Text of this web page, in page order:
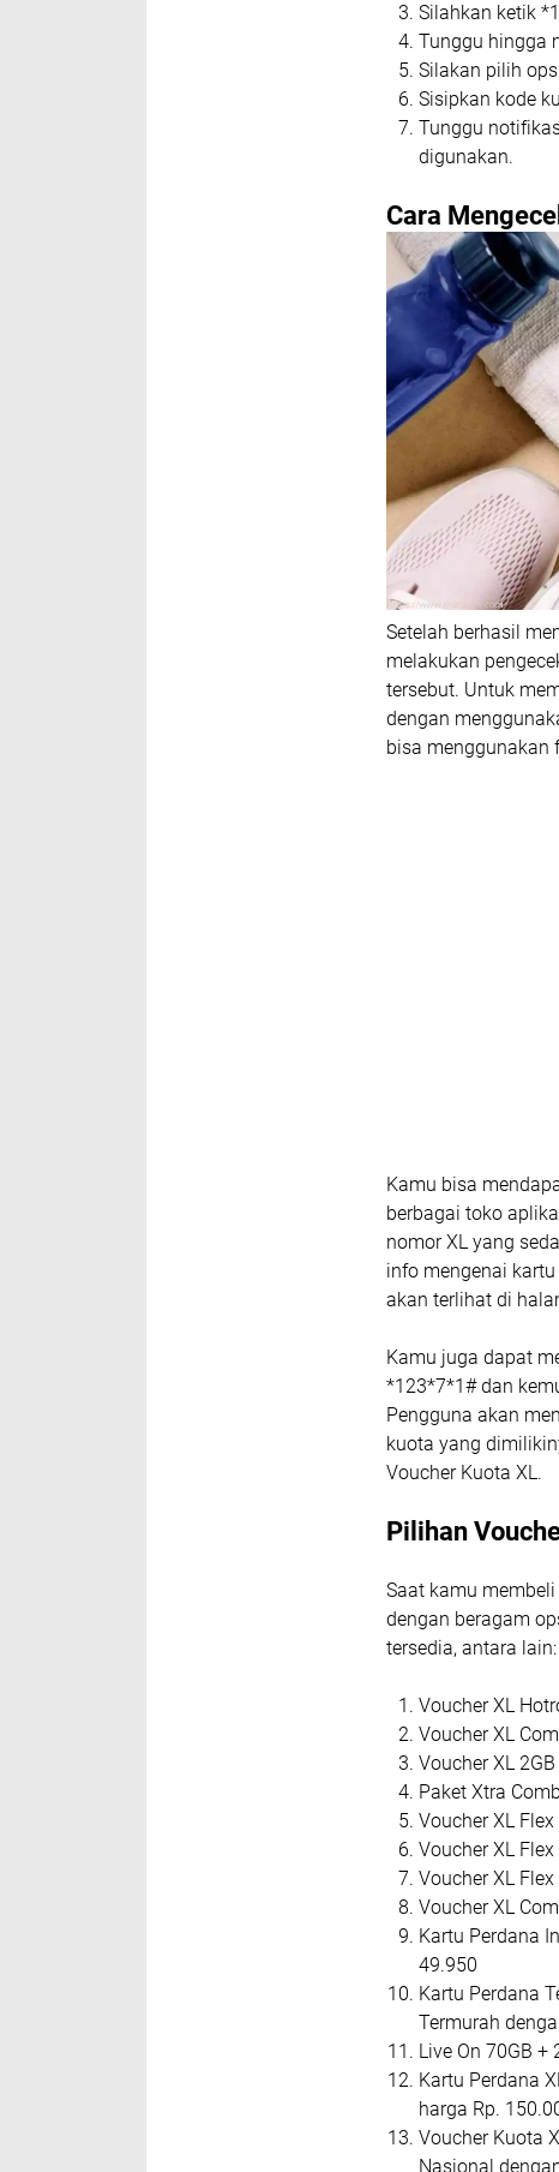
Silahkan ketik
Tunggu hingga
Silakan pilih
Sisipkan kode
Tunggu
digunakan.
Cara
Setelah berhasil
melakukan
tersebut. Untuk
dengan
bisa menggunakan
Kamu bisa
berbagai toko
nomor XL yang
info mengenai
akan terlihat di
Kamu juga dapat
*123*7*1# dan
Pengguna akan
kuota yang
Voucher Kuota XL.
Pilihan
Saat kamu
dengan beragam
tersedia, antara lain:
Voucher XL
Voucher XL
Voucher XL
Paket Xtra
Voucher XL
Voucher XL
Voucher XL
Voucher XL
Kartu Perdana
49.950
Kartu Perdana
Termurah
Live On 70GB +
Kartu Perdana
harga Rp.
Voucher Kuota
Nasional